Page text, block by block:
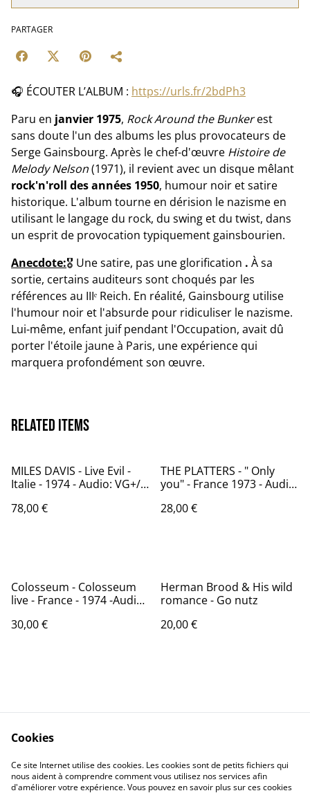
PARTAGER
🎧 ÉCOUTER L’ALBUM : https://urls.fr/2bdPh3
Paru en janvier 1975, Rock Around the Bunkerest
sans doute l'un des albums les plus provocateurs de
Serge Gainsbourg. Après le chef-d'œuvre Histoire de
Melody Nelson(1971), il revient avec un disque mêlant
rock'n'roll des années 1950, humour noir et satire
historique. L'album tourne en dérision le nazisme en
utilisant le langage du rock, du swing et du twist, dans
un esprit de provocation typiquement gainsbourien.
Anecdote:🎖 Une satire, pas une glorification . À sa
sortie, certains auditeurs sont choqués par les
références au IIIᵉ Reich. En réalité, Gainsbourg utilise
l'humour noir et l'absurde pour ridiculiser le nazisme.
Lui-même, enfant juif pendant l'Occupation, avait dû
porter l'étoile jaune à Paris, une expérience qui
marquera profondément son œuvre.
Related items
MILES DAVIS - Live Evil -
Italie - 1974 - Audio: VG+/
78,00 €
THE PLATTERS - " Only
you" - France 1973 - Audio:
28,00 €
Colosseum - Colosseum
live - France - 1974 -Audio:
30,00 €
Herman Brood & His wild
romance - Go nutz
20,00 €
Politique de
confidentialité
Politique de cookies
Cookies
Ce site Internet utilise des cookies. Les cookies sont de petits fichiers qui
nous aident à comprendre comment vous utilisez nos services afin
d'améliorer votre expérience. Vous pouvez en savoir plus sur ces cookies